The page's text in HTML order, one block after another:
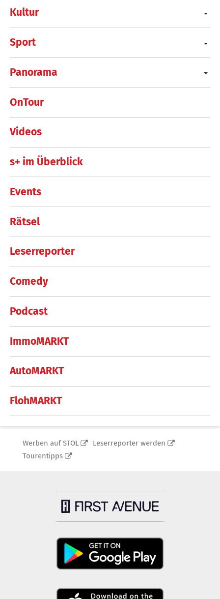
Kultur
Sport
Panorama
OnTour
Videos
s+ im Überblick
Events
Rätsel
Leserreporter
Comedy
Podcast
ImmoMARKT
AutoMARKT
FlohMARKT
Werben auf STOL
Leserreporter werden
Tourentipps